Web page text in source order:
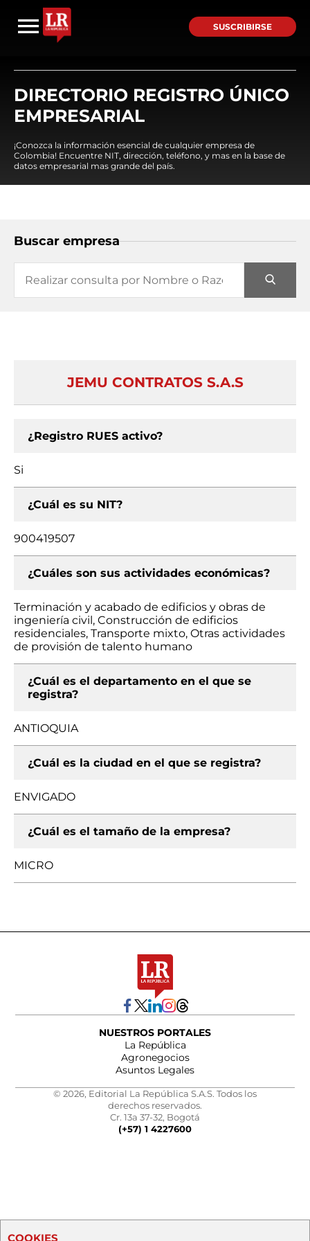
SUSCRIBIRSE
DIRECTORIO REGISTRO ÚNICO
EMPRESARIAL
¡Conozca la información esencial de cualquier empresa de
Colombia! Encuentre NIT, dirección, teléfono, y mas en la base de
datos empresarial mas grande del país.
Buscar empresa
JEMU CONTRATOS S.A.S
¿Registro RUES activo?
Si
¿Cuál es su NIT?
900419507
¿Cuáles son sus actividades económicas?
Terminación y acabado de edificios y obras de
ingeniería civil, Construcción de edificios
residenciales, Transporte mixto, Otras actividades
de provisión de talento humano
¿Cuál es el departamento en el que se
registra?
ANTIOQUIA
¿Cuál es la ciudad en el que se registra?
ENVIGADO
¿Cuál es el tamaño de la empresa?
MICRO
NUESTROS PORTALES
La República
Agronegocios
Asuntos Legales
© 2026, Editorial La República S.A.S. Todos los
derechos reservados.
Cr. 13a 37-32, Bogotá
(+57) 1 4227600
COOKIES